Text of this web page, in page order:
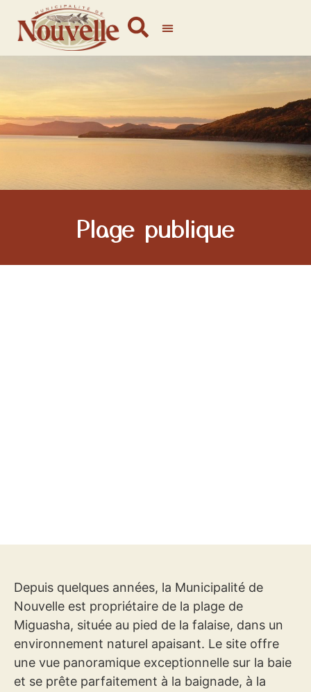
Plage publique
Depuis quelques années, la Municipalité de
Nouvelle est propriétaire de la plage de
Miguasha, située au pied de la falaise, dans un
environnement naturel apaisant. Le site offre
une vue panoramique exceptionnelle sur la baie
et se prête parfaitement à la baignade, à la